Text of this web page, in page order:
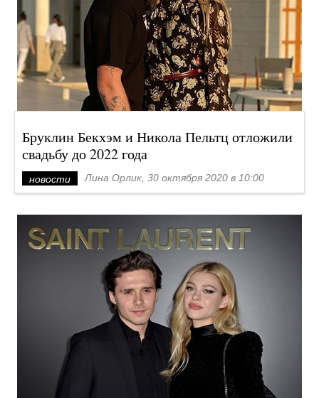
Бруклин Бекхэм и Никола Пельтц отложили
свадьбу до 2022 года
новости Лина Орлик, 30 октября 2020 в 10:00